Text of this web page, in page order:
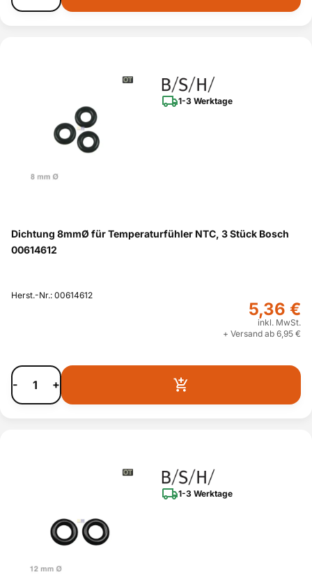
1-3 Werktage
Dichtung 8mmØ für Temperaturfühler NTC, 3 Stück Bosch
00614612
Herst.-Nr.: 00614612
5,36 €
inkl. MwSt.
+ Versand ab 6,95 €
- +
1-3 Werktage